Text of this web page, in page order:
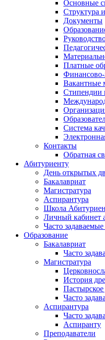
Основные
Структура
Документы
Платные
Финансово-
Вакантные
Стипендии
Система
Контакты
Обратная
Абитуриенту
День открытых
Бакалавриат
Магистратура
Аспирантура
Школа
Личный кабинет
Часто
Образование
Бакалавриат
Часто
Магистратура
История
Часто
Аспирантура
Часто
Аспиранту
Преподаватели